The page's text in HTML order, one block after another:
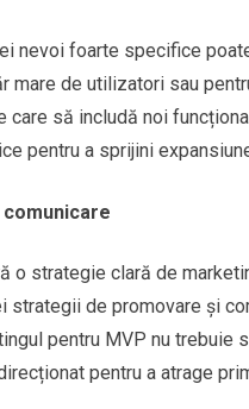
nevoi foarte specifice
mare de utilizatori sau
care să includă noi
pentru a sprijini
strategie clară de
de promovare și
pentru MVP nu trebuie
pentru a atrage